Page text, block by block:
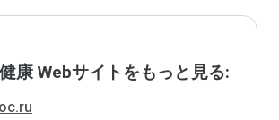
康 Webサイトをもっと見る: